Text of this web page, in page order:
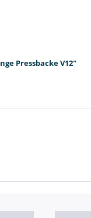
Pressbacke V12"